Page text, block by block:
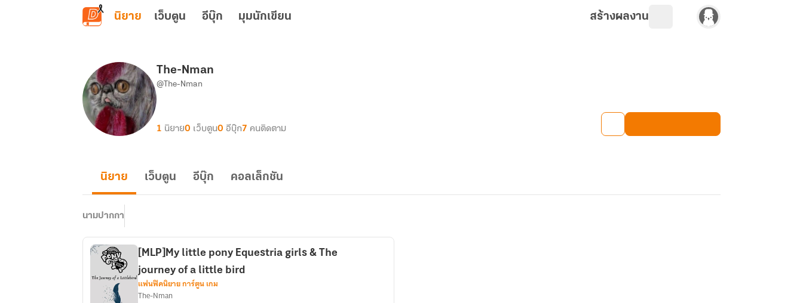
ข้ามไปยังเนื้อหาหลัก
นิยาย เว็บตูน อีบุ๊ก มุมนักเขียน สร้างผลงาน
The-Nman
@The-Nman
1 นิยาย0 เว็บตูน0 อีบุ๊ก7 คนติดตาม
นิยาย เว็บตูน อีบุ๊ก คอลเล็กชัน
นามปากกา
[MLP]My little pony Equestria girls & The
journey of a little bird
แฟนฟิคนิยาย การ์ตูน เกม
The-Nman